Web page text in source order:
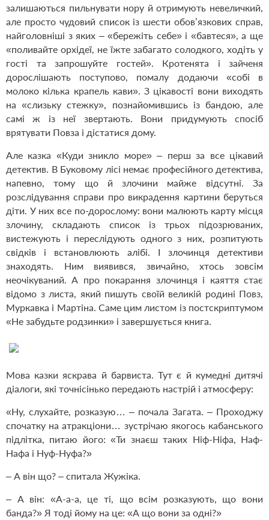
залишаються пильнувати нору й отримують невеличкий,
але просто чудовий список із шести обов’язкових справ,
найголовніші з яких – «бережіть себе» і «бавтеся», а ще
«поливайте орхідеї, не їжте забагато солодкого, ходіть у
гості та запрошуйте гостей». Кротенята і зайченя
дорослішають поступово, помалу додаючи «собі в
молоко кілька крапель кави». З цікавості вони виходять
на «слизьку стежку», познайомившись із бандою, але
самі ж із неї звертають. Вони придумують спосіб
врятувати Повза і дістатися дому.
Але казка «Куди зникло море» – перш за все цікавий
детектив. В Буковому лісі немає професійного детектива,
напевно, тому що й злочини майже відсутні. За
розслідування справи про викрадення картини беруться
діти. У них все по-дорослому: вони малюють карту місця
злочину, складають список із трьох підозрюваних,
вистежують і переслідують одного з них, розпитують
свідків і встановлюють алібі. І злочинця детективи
знаходять. Ним виявився, звичайно, хтось зовсім
неочікуваний. А про покарання злочинця і каяття стає
відомо з листа, який пишуть своїй великій родині Повз,
Муркавка і Мартіна. Саме цим листом із постскриптумом
«Не забудьте родзинки» і завершується книга.
Мова казки яскрава й барвиста. Тут є й кумедні дитячі
діалоги, які точнісінько передають настрій і атмосферу:
«Ну, слухайте, розказую… – почала Загата. – Проходжу
спочатку на атракціони… зустрічаю якогось кабанського
підлітка, питаю його: «Ти знаєш таких Ніф-Ніфа, Наф-
Нафа і Нуф-Нуфа?»
– А він що? – спитала Жужіка.
– А він: «А-а-а, це ті, що всім розказують, що вони
банда?» Я тоді йому на це: «А що вони за одні?»